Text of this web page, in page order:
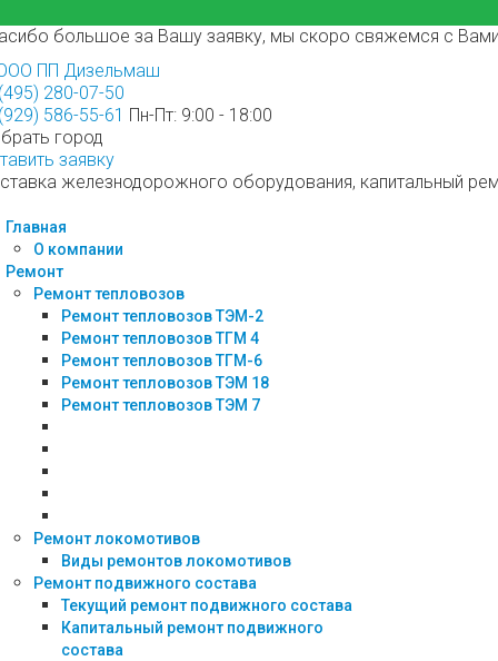
большое за Вашу заявку, мы скоро свяжемся с
280-07-50
586-55-61 Пн-Пт: 9:00 - 18:00
город
заявку
железнодорожного оборудования, капитальный
Главная
О компании
Ремонт
Ремонт тепловозов
Ремонт тепловозов ТЭМ-2
Ремонт тепловозов ТГМ 4
Ремонт тепловозов ТГМ-6
Ремонт тепловозов ТЭМ 18
Ремонт тепловозов ТЭМ 7
Ремонт локомотивов
Виды ремонтов локомотивов
Ремонт подвижного состава
Текущий ремонт подвижного состава
Капитальный ремонт подвижного
состава